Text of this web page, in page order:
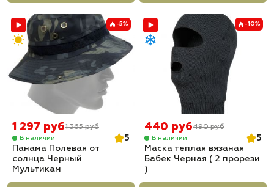
-5%
1 297 руб1 365 руб
В наличии
5
Панама Полевая от
солнца Черный
Мультикам
-10%
440 руб490 руб
В наличии
5
Маска теплая вязаная
Бабек Черная ( 2 прорези
)